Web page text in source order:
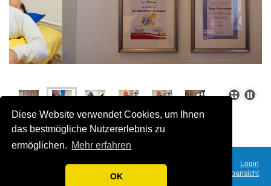
Diese Website verwendet Cookies, um Ihnen
das bestmögliche Nutzererlebnis zu
ermöglichen. Mehr erfahren
OK
Druckversion| Sitemap
Login
Webansicht